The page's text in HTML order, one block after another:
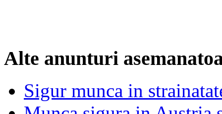
Alte anunturi
Sigur munca in